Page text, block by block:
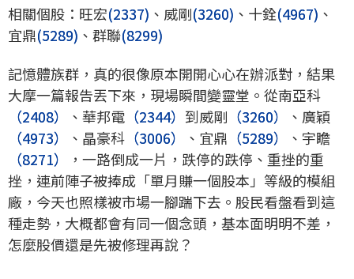
相關個股：旺宏(2337) 、威剛(3260) 、十銓(4967) 、
宜鼎(5289) 、群聯(8299)
記憶體族群，真的很像原本開開心心在辦派對，結果
大摩一篇報告丟下來，現場瞬間變靈堂。從南亞科
（2408）
、華邦電 （2344） 到威剛 （3260）
、廣穎
（4973）
、晶豪科 （3006） 、宜鼎 （5289）
、宇瞻
（8271）
，一路倒成一片，跌停的跌停、重挫的重
挫，連前陣子被捧成「單月賺一個股本」等級的模組
廠，今天也照樣被市場一腳踹下去。股民看盤看到這
種走勢，大概都會有同一個念頭，基本面明明不差，
怎麼股價還是先被修理再說？